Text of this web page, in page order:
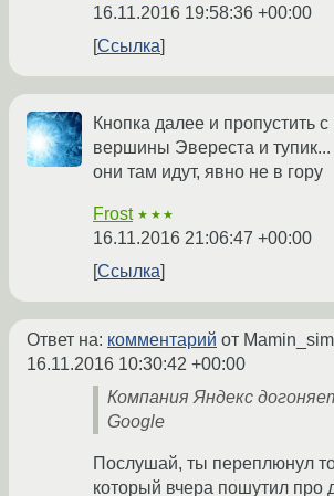
16.11.2016 19:58:36 +00:00
Ссылка
Кнопка далее и пропустить с
вершины Эвереста и тупик...
они там идут, явно не в гору
Frost ★★★
16.11.2016 21:06:47 +00:00
Ссылка
Ответ на: комментарий от
16.11.2016 10:30:42 +00:00
Компания Яндекс
Google
Послушай, ты переплюнул
который вчера пошутил про